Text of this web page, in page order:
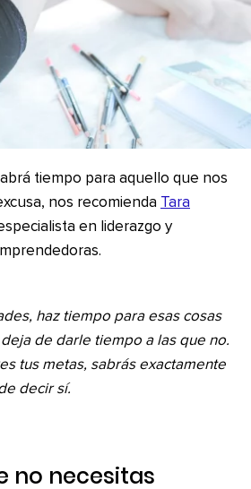
tiempo para aquello que nos
nos recomienda Tara
en liderazgo y
haz tiempo para esas cosas
de darle tiempo a las que no.
tus metas, sabrás exactamente
decir sí.
no necesitas